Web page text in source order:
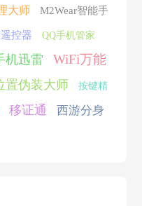
大师 M2Wear智能手
控器 QQ手机管家
机迅雷
WiFi万能
置伪装大师 按键精
移证通 西游分身